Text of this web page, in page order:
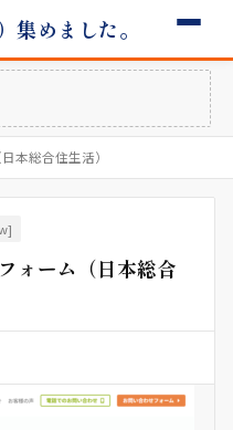
めました。
本総合住生活）
ォーム（日本総合